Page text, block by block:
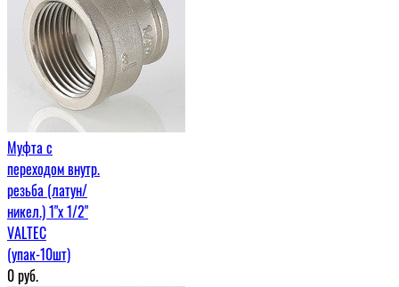
Муфта c
переходом внутр.
резьба (латун/
никел.) 1"х 1/2"
VALTEC
(упак-10шт)
0руб.